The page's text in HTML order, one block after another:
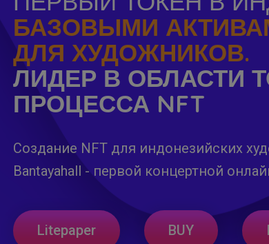
БАЗОВЫМИ
ДЛЯ ХУДОЖНИКОВ.
ЛИДЕР В ОБЛАСТИ
ПРОЦЕССА NFT
Создание NFT для индонезийских
Bantayahall - первой концертной
Litepaper BUY